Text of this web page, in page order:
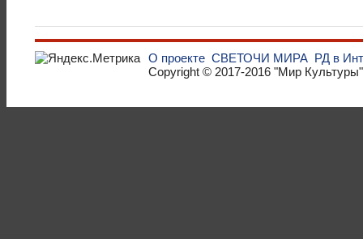
О проекте СВЕТОЧИ МИРА РД в
Copyright © 2017-2016 "Мир Культуры"